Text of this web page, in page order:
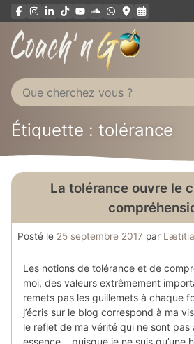
Aller
au
Étiquette : tolérance
La tolérance ouvre le
Posté le 25 septembre 2017 par Lætitia
Les notions de tolérance et de
moi, des valeurs extrêmement
remets pas les guillemets à chaque
j’écris sur le blog correspond à ma
le reflet de ma vérité qui ne sont pas
essence… puisque je ne suis qu’une